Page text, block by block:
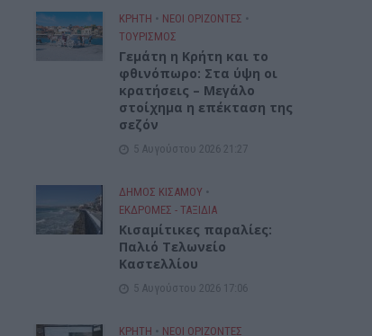
ΚΡΗΤΗ • ΝΕΟΙ ΟΡΙΖΟΝΤΕΣ •
ΤΟΥΡΙΣΜΟΣ
Γεμάτη η Κρήτη και το
φθινόπωρο: Στα ύψη οι
κρατήσεις – Μεγάλο
στοίχημα η επέκταση της
σεζόν
5 Αυγούστου 2026 21:27
ΔΉΜΟΣ ΚΙΣΆΜΟΥ •
ΕΚΔΡΟΜΈΣ - ΤΑΞΊΔΙΑ
Kισαμίτικες παραλίες:
Παλιό Τελωνείο
Καστελλίου
5 Αυγούστου 2026 17:06
ΚΡΗΤΗ • ΝΕΟΙ ΟΡΙΖΟΝΤΕΣ